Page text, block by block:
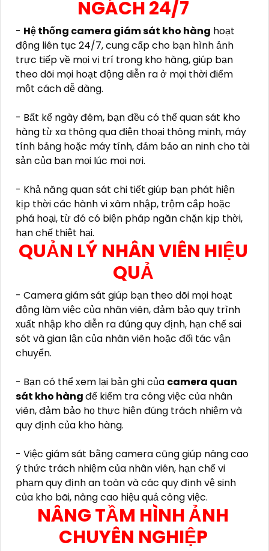
NGÁCH 24/7
- Hệ thống camera giám sát kho hàng hoạt
động liên tục 24/7, cung cấp cho bạn hình ảnh
trực tiếp về mọi vị trí trong kho hàng, giúp bạn
theo dõi mọi hoạt động diễn ra ở mọi thời điểm
một cách dễ dàng.
- Bất kể ngày đêm, bạn đều có thể quan sát kho
hàng từ xa thông qua điện thoại thông minh, máy
tính bảng hoặc máy tính, đảm bảo an ninh cho tài
sản của bạn mọi lúc mọi nơi.
- Khả năng quan sát chi tiết giúp bạn phát hiện
kịp thời các hành vi xâm nhập, trộm cắp hoặc
phá hoại, từ đó có biện pháp ngăn chặn kịp thời,
hạn chế thiệt hại.
QUẢN LÝ NHÂN VIÊN HIỆU
QUẢ
- Camera giám sát giúp bạn theo dõi mọi hoạt
động làm việc của nhân viên, đảm bảo quy trình
xuất nhập kho diễn ra đúng quy định, hạn chế sai
sót và gian lận của nhân viên hoặc đối tác vận
chuyển.
- Bạn có thể xem lại bản ghi của camera quan
sát kho hàngđể kiểm tra công việc của nhân
viên, đảm bảo họ thực hiện đúng trách nhiệm và
quy định của kho hàng.
- Việc giám sát bằng camera cũng giúp nâng cao
ý thức trách nhiệm của nhân viên, hạn chế vi
phạm quy định an toàn và các quy định vệ sinh
của kho bãi, nâng cao hiệu quả công việc.
NÂNG TẦM HÌNH ẢNH
CHUYÊN NGHIỆP